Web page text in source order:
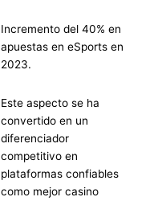
Incremento del 40% en
apuestas en eSports en
2023.
Este aspecto se ha
convertido en un
diferenciador
competitivo en
plataformas confiables
como mejor casino